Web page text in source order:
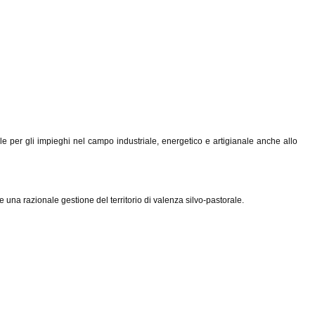
per gli impieghi nel campo industriale, energetico e artigianale anche allo
razionale gestione del territorio di valenza silvo-pastorale.